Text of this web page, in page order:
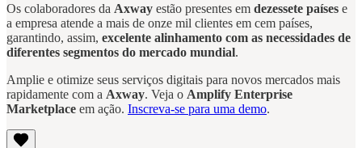
Os colaboradores da Axway estão presentes em dezessete países e
a empresa atende a mais de onze mil clientes em cem países,
garantindo, assim, excelente alinhamento com as necessidades de
diferentes segmentos do mercado mundial.
Amplie e otimize seus serviços digitais para novos mercados mais
rapidamente com a Axway. Veja o Amplify Enterprise
Marketplace em ação. Inscreva-se para uma demo.